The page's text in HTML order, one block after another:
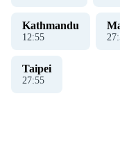
Kathmandu
12:56 27:
Taipei
27:56